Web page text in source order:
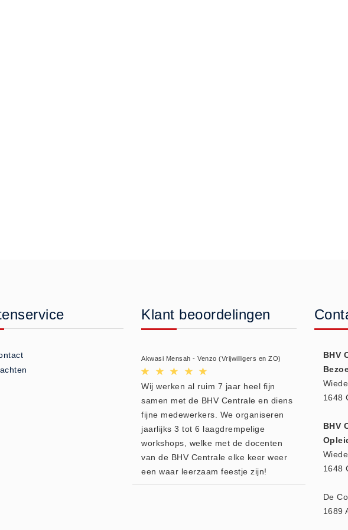
Klant beoordelingen
Akwasi Mensah - Venzo (Vrijwilligers en ZO)
Wij werken al ruim 7 jaar heel fijn
samen met de BHV Centrale en diens
fijne medewerkers. We organiseren
jaarlijks 3 tot 6 laagdrempelige
workshops, welke met de docenten
van de BHV Centrale elke keer weer
een waar leerzaam feestje zijn!
BHV
1648
BHV
1648
De
1689